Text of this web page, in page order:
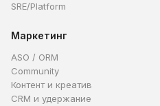
SRE/Platform
Маркетинг
ASO / ORM
Community
Контент и креатив
CRM и удержание